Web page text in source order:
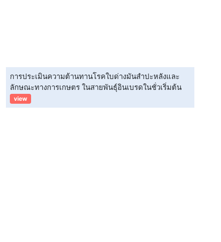
การประเมินความต้านทานโรคใบด่างมันสำปะหลังและ
ลักษณะทางการเกษตร ในสายพันธุ์อินเบรดในชั่วเริ่มต้น
view